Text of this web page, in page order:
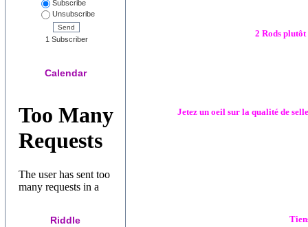
Subscribe
Unsubscribe
Send
1 Subscriber
Calendar
Riddle
2 Rods plutôt
Jetez un oeil sur la qualité de